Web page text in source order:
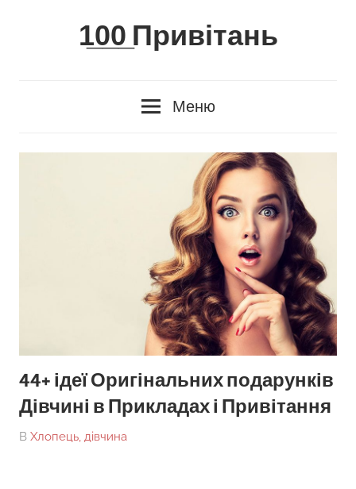
1̲0̲0̲ Привітань
Меню
44+ ідеї Оригінальних подарунків
Дівчині в Прикладах і Привітання
On
By
В Хлопець, дівчина